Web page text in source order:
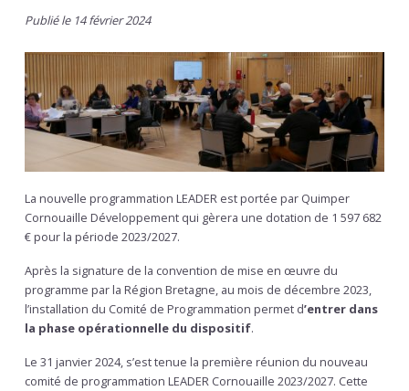
Publié le 14 février 2024
La nouvelle programmation LEADER est portée par Quimper
Cornouaille Développement qui gèrera une dotation de 1 597 682
€ pour la période 2023/2027.
Après la signature de la convention de mise en œuvre du
programme par la Région Bretagne, au mois de décembre 2023,
l’installation du Comité de Programmation permet d’entrer dans
la phase opérationnelle du dispositif.
Le 31 janvier 2024, s’est tenue la première réunion du nouveau
comité de programmation LEADER Cornouaille 2023/2027. Cette